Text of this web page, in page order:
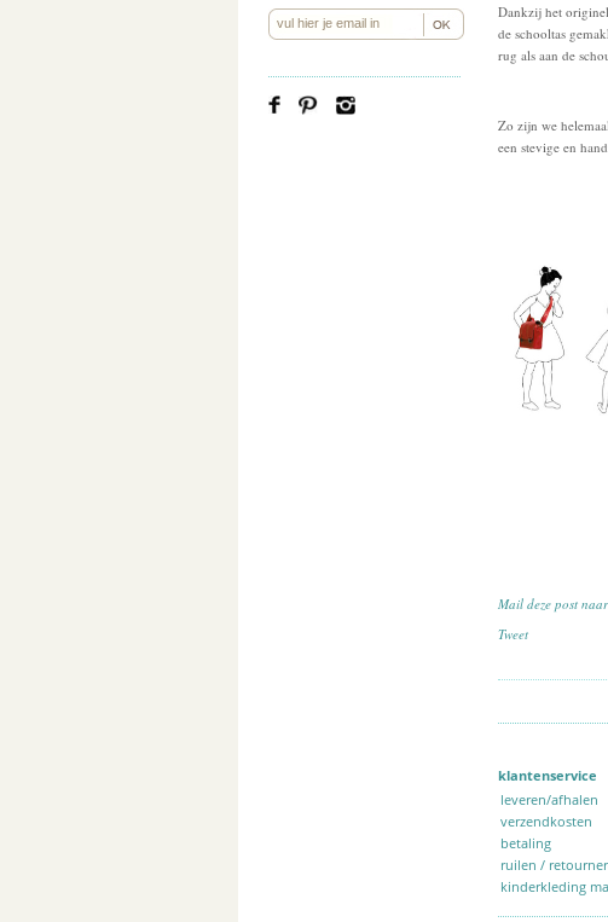
Dankzij het
de schooltas
rug als aan de
Zo zijn we
een stevige en
Mail deze post
Tweet
klantenservice
leveren/afhalen
verzendkosten
betaling
ruilen /
kinderkleding